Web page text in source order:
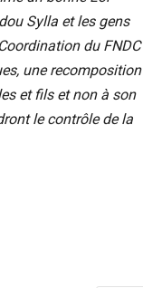
Sylla et les gens
du FNDC
une recomposition
et fils et non à son
le contrôle de la